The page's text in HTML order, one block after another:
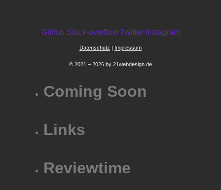
Github Stack-overflow Twitter Instagram
Datenschutz Impressum
© 2021 – 2026 by 21webdesign.de
Coming Soon
Links
Reviewtime